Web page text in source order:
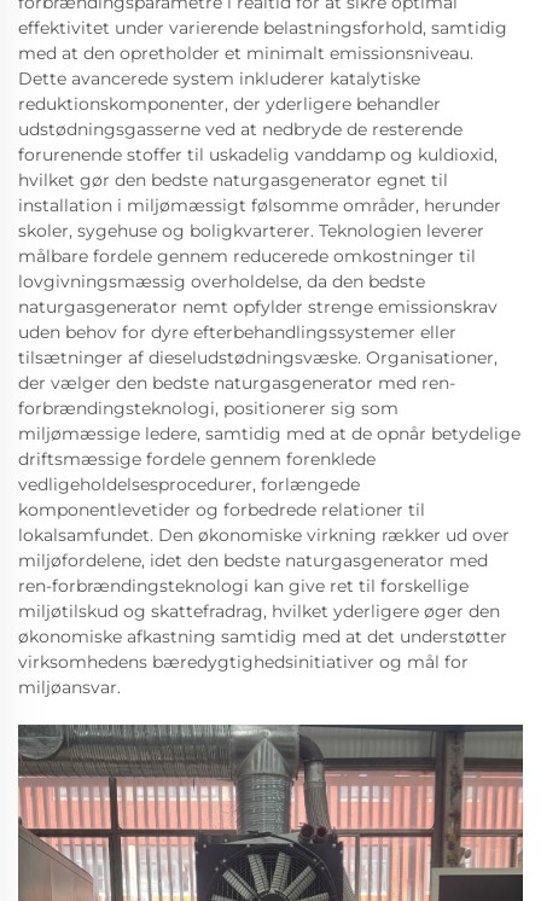
effektivitet under varierende belastningsforhold, samtidig
med at den opretholder et minimalt emissionsniveau.
Dette avancerede system inkluderer katalytiske
reduktionskomponenter, der yderligere behandler
udstødningsgasserne ved at nedbryde de resterende
forurenende stoffer til uskadelig vanddamp og kuldioxid,
hvilket gør den bedste naturgasgenerator egnet til
installation i miljømæssigt følsomme områder, herunder
skoler, sygehuse og boligkvarterer. Teknologien leverer
målbare fordele gennem reducerede omkostninger til
lovgivningsmæssig overholdelse, da den bedste
naturgasgenerator nemt opfylder strenge emissionskrav
uden behov for dyre efterbehandlingssystemer eller
tilsætninger af dieseludstødningsvæske. Organisationer,
der vælger den bedste naturgasgenerator med ren-
forbrændingsteknologi, positionerer sig som
miljømæssige ledere, samtidig med at de opnår betydelige
driftsmæssige fordele gennem forenklede
vedligeholdelsesprocedurer, forlængede
komponentlevetider og forbedrede relationer til
lokalsamfundet. Den økonomiske virkning rækker ud over
miljøfordelene, idet den bedste naturgasgenerator med
ren-forbrændingsteknologi kan give ret til forskellige
miljøtilskud og skattefradrag, hvilket yderligere øger den
økonomiske afkastning samtidig med at det understøtter
virksomhedens bæredygtighedsinitiativer og mål for
miljøansvar.